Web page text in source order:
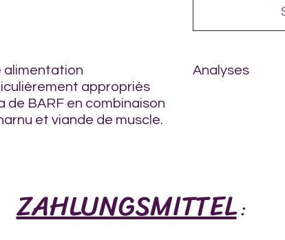
alimentation
appropriés
de BARF en combinaison
et viande de muscle.
Analyses
ZAHLUNGSMITTEL: